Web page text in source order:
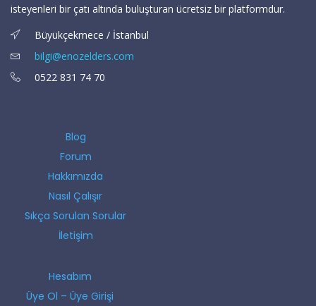
isteyenleri bir çatı altında buluşturan ücretsiz bir platformdur.
Büyükçekmece / İstanbul
bilgi@enozelders.com
0522 831 74 70
Blog
Forum
Hakkımızda
Nasıl Çalışır
Sıkça Sorulan Sorular
İletişim
Hesabım
Üye Ol – Üye Girişi